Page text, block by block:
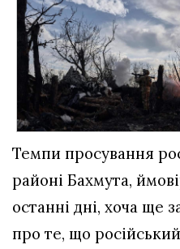
Темпи просування
районі Бахмута,
останні дні, хоча ще
про те, що